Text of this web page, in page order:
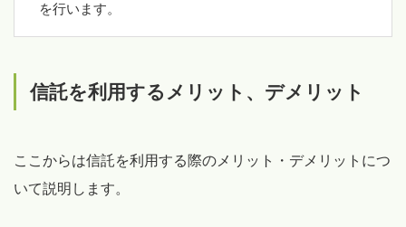
を行います。
信託を利用するメリット、デメリット
ここからは信託を利用する際のメリット・デメリットにつ
いて説明します。